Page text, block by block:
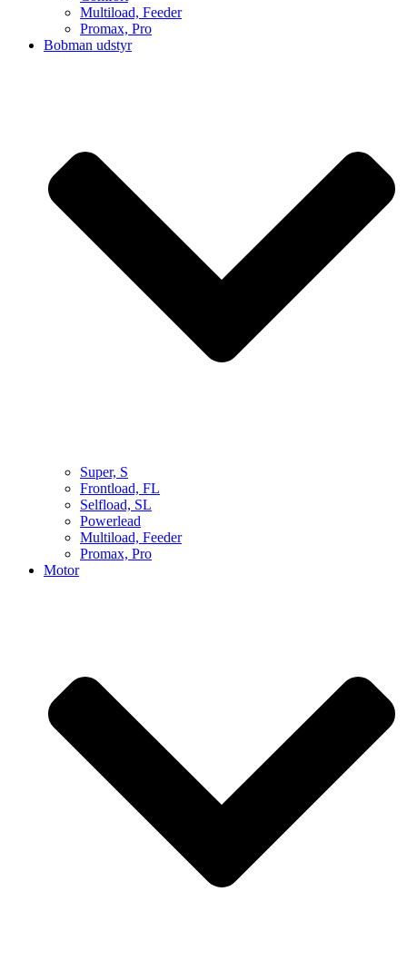
Multiload, Feeder
Promax, Pro
Bobman udstyr
Super, S
Frontload, FL
Selfload, SL
Powerlead
Multiload, Feeder
Promax, Pro
Motor